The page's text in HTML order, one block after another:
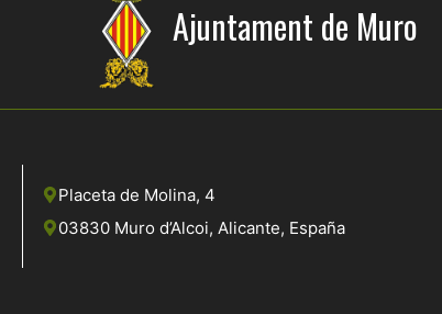
Ajuntament de Muro
Placeta de Molina, 4
03830 Muro d’Alcoi, Alicante, España